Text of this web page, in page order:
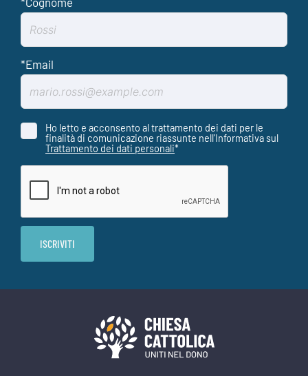
Ho letto e acconsento al trattamento dei dati per le
finalità di comunicazione riassunte nell'Informativa sul
Trattamento dei dati personali*